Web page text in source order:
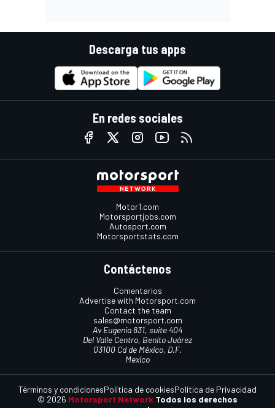
Descarga tus apps
En redes sociales
Motor1.com
Motorsportjobs.com
Autosport.com
Motorsportstats.com
Contáctenos
Comentarios
Advertise with Motorsport.com
Contact the team
sales@motorsport.com
Av Eugenia 831, suite 404
Del Valle Centro, Benito Juárez
03100 Cd de México, D.F.
Mexico
© 2026 Motorsport Network Todos los derechos
Términos y condicionesPolítica de cookiesPolítica de Privacidad